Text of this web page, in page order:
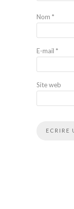
Nom *
E-mail *
Site web